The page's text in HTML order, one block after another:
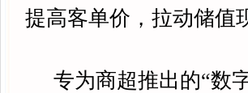
提高客单价，拉动储值
专为商超推出的“数